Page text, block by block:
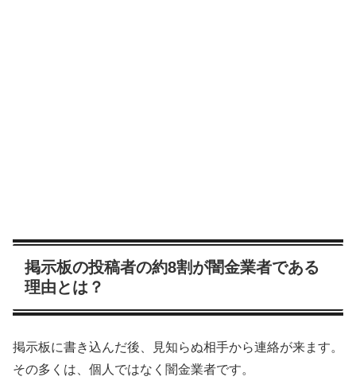
掲示板の投稿者の約8割が闇金業者である
理由とは？
掲示板に書き込んだ後、見知らぬ相手から連絡が来ます。
その多くは、個人ではなく闇金業者です。